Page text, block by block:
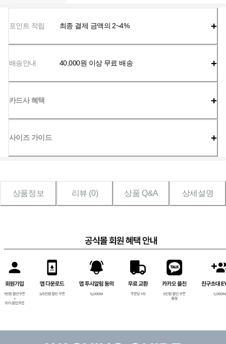
포인트 적립 최종 결제 금액의 2~4%
배송안내 40,000원 이상 무료 배송
카드사 혜택
사이즈 가이드
상품정보 리뷰 (0) 상품 Q&A 상세설명